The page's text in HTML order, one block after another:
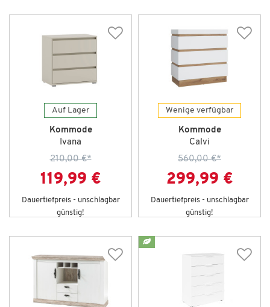
Auf Lager
Kommode
Ivana
210,00 €*
119,99 €
Dauertiefpreis - unschlagbar
günstig!
Wenige verfügbar
Kommode
Calvi
560,00 €*
299,99 €
Dauertiefpreis - unschlagbar
günstig!